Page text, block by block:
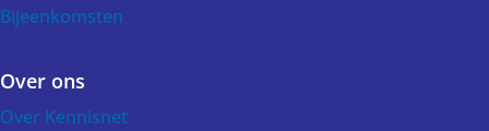
Bijeenkomsten
Over ons
Over Kennisnet